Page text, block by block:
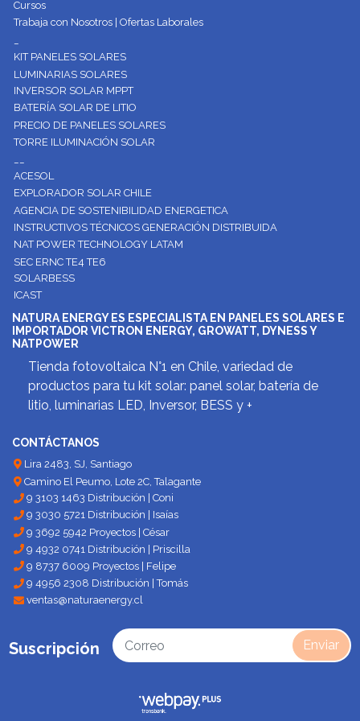
Cursos
Trabaja con Nosotros | Ofertas Laborales
KIT PANELES SOLARES
LUMINARIAS SOLARES
INVERSOR SOLAR MPPT
BATERÍA SOLAR DE LITIO
PRECIO DE PANELES SOLARES
TORRE ILUMINACIÓN SOLAR
ACESOL
EXPLORADOR SOLAR CHILE
AGENCIA DE SOSTENIBILIDAD ENERGETICA
INSTRUCTIVOS TÉCNICOS GENERACIÓN DISTRIBUIDA
NAT POWER TECHNOLOGY LATAM
SEC ERNC TE4 TE6
SOLARBESS
ICAST
NATURA ENERGY ES ESPECIALISTA EN PANELES SOLARES E
IMPORTADOR VICTRON ENERGY, GROWATT, DYNESS Y
NATPOWER
Tienda fotovoltaica N°1 en Chile, variedad de
productos para tu kit solar: panel solar, batería de
litio, luminarias LED, Inversor, BESS y +
CONTÁCTANOS
Lira 2483, SJ, Santiago
Camino El Peumo, Lote 2C, Talagante
9 3103 1463 Distribución | Coni
9 3030 5721 Distribución | Isaías
9 3692 5942 Proyectos | César
9 4932 0741 Distribución | Priscilla
9 8737 6009 Proyectos | Felipe
9 4956 2308 Distribución | Tomás
ventas@naturaenergy.cl
Suscripción Enviar